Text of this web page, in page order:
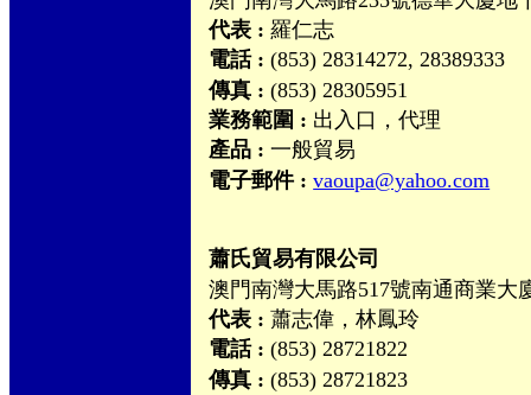
代表 :羅仁志
電話 :(853) 28314272, 28389333
傳真 :(853) 28305951
業務範圍 : 出入口，代理
產品 :一般貿易
電子郵件 :vaoupa@yahoo.com
蕭氏貿易有限公司
澳門南灣大馬路517號南通商業大
代表 :蕭志偉，林鳳玲
電話 :(853) 28721822
傳真 :(853) 28721823